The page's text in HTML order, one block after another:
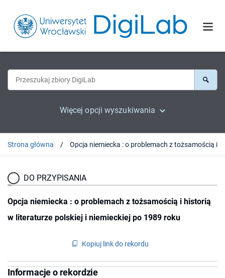
Więcej opcji wyszukiwania
Strona główna
DO PRZYPISANIA
Opcja niemiecka : o problemach z tożsamością i historią
w literaturze polskiej i niemieckiej po 1989 roku
Kopiuj link do rekordu
Informacje o rekordzie